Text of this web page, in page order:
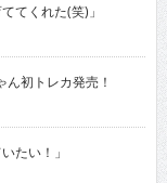
てくれた(笑)」
初トレカ発売！
たい！」